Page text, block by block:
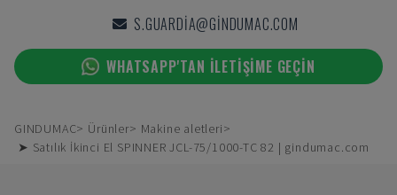
S.GUARDIA@GINDUMAC.COM
WHATSAPP'TAN ILETIŞIME GEÇIN
GINDUMAC Ürünler
Makine aletleri
➤ Satılık İkinci El SPINNER JCL-75/1000-TC 82 | gindumac.com